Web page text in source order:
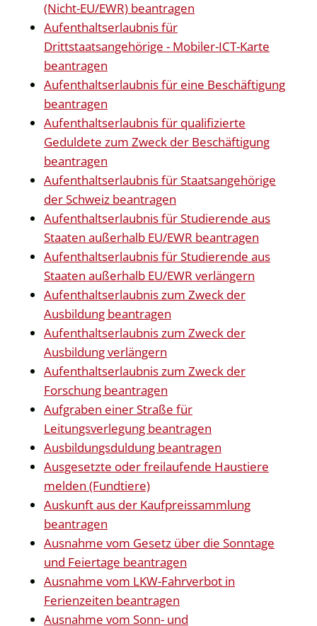
(Nicht-EU/EWR) beantragen
Aufenthaltserlaubnis für
Drittstaatsangehörige - Mobiler-ICT-Karte
beantragen
Aufenthaltserlaubnis für eine Beschäftigung
beantragen
Aufenthaltserlaubnis für qualifizierte
Geduldete zum Zweck der Beschäftigung
beantragen
Aufenthaltserlaubnis für Staatsangehörige
der Schweiz beantragen
Aufenthaltserlaubnis für Studierende aus
Staaten außerhalb EU/EWR beantragen
Aufenthaltserlaubnis für Studierende aus
Staaten außerhalb EU/EWR verlängern
Aufenthaltserlaubnis zum Zweck der
Ausbildung beantragen
Aufenthaltserlaubnis zum Zweck der
Ausbildung verlängern
Aufenthaltserlaubnis zum Zweck der
Forschung beantragen
Aufgraben einer Straße für
Leitungsverlegung beantragen
Ausbildungsduldung beantragen
Ausgesetzte oder freilaufende Haustiere
melden (Fundtiere)
Auskunft aus der Kaufpreissammlung
beantragen
Ausnahme vom Gesetz über die Sonntage
und Feiertage beantragen
Ausnahme vom LKW-Fahrverbot in
Ferienzeiten beantragen
Ausnahme vom Sonn- und